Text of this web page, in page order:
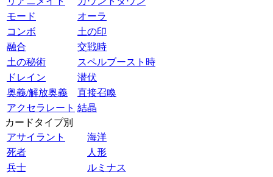
モード
オーラ
コンボ
土の印
融合
交戦時
土の秘術
スペルブースト時
ドレイン
潜伏
奥義/解放奥義
直接召喚
アクセラレート 結晶
カードタイプ別
アサイラント
海洋
死者
人形
兵士
ルミナス